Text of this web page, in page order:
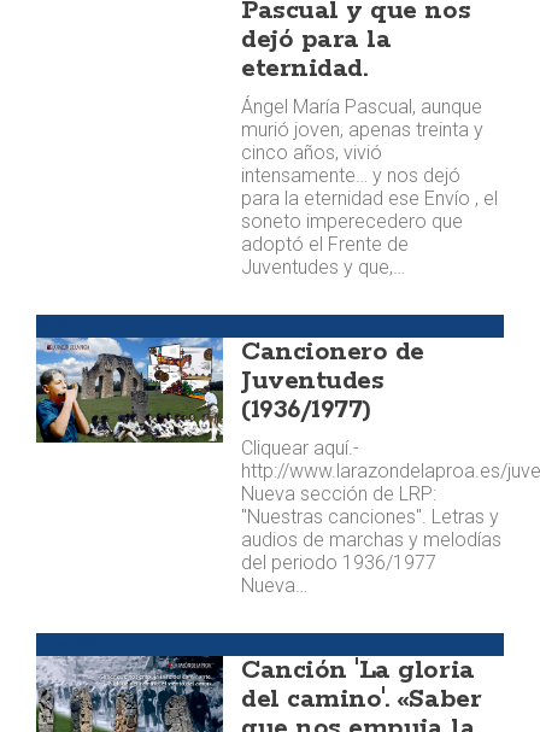
Pascual y que nos
dejó para la
eternidad.
Ángel María Pascual, aunque
murió joven, apenas treinta y
cinco años, vivió
intensamente… y nos dejó
para la eternidad ese Envío , el
soneto imperecedero que
adoptó el Frente de
Juventudes y que,…
Cancionero de
Juventudes
(1936/1977)
Cliquear aquí.-
http://www.larazondelaproa.es/
Nueva sección de LRP:
"Nuestras canciones". Letras y
audios de marchas y melodías
del periodo 1936/1977
Nueva…
Canción 'La gloria
del camino'. «Saber